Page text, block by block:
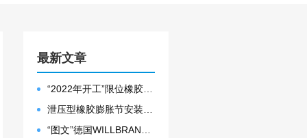
最新文章
“2022年开工”限位橡胶接头准备发往数据中心能源中心
泄压型橡胶膨胀节安装示意图
“图文”德国WILLBRANDT法兰橡胶膨胀节螺栓方向说明